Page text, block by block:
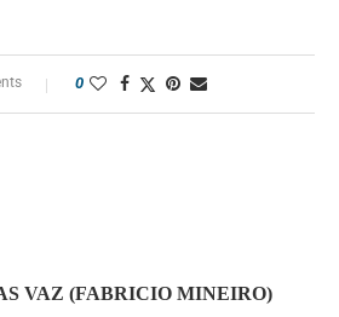
0
VAZ (FABRICIO MINEIRO)